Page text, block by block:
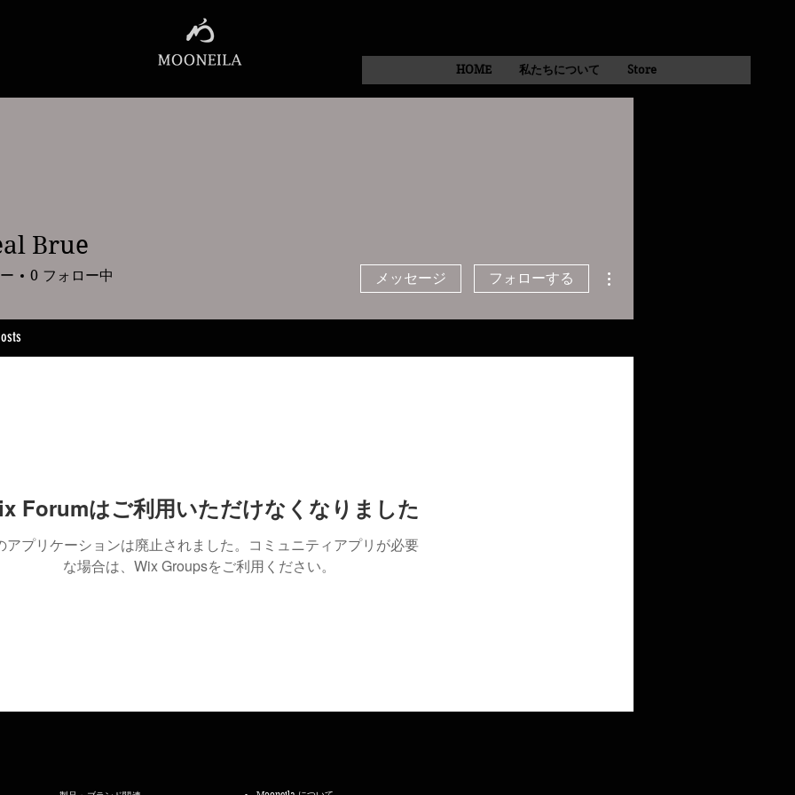
HOME 私たちについて Store
Forumはご利用いただけなくなりました
アプリケーションは廃止されました。コミュニティアプリが必要
な場合は、Wix Groupsをご利用ください。
Brue
0 フォロー中 メッセージ フォローする